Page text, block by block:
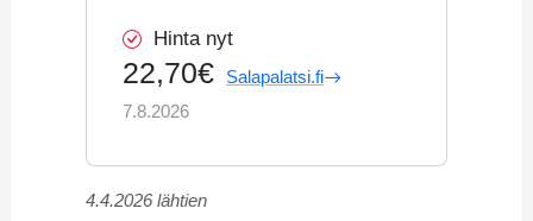
Hinta nyt
22,70€
Salapalatsi.fi
7.8.2026
4.4.2026 lähtien